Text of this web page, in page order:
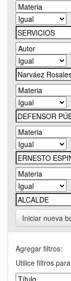
Iniciar nueva
Agregar filtros:
Utilice filtros